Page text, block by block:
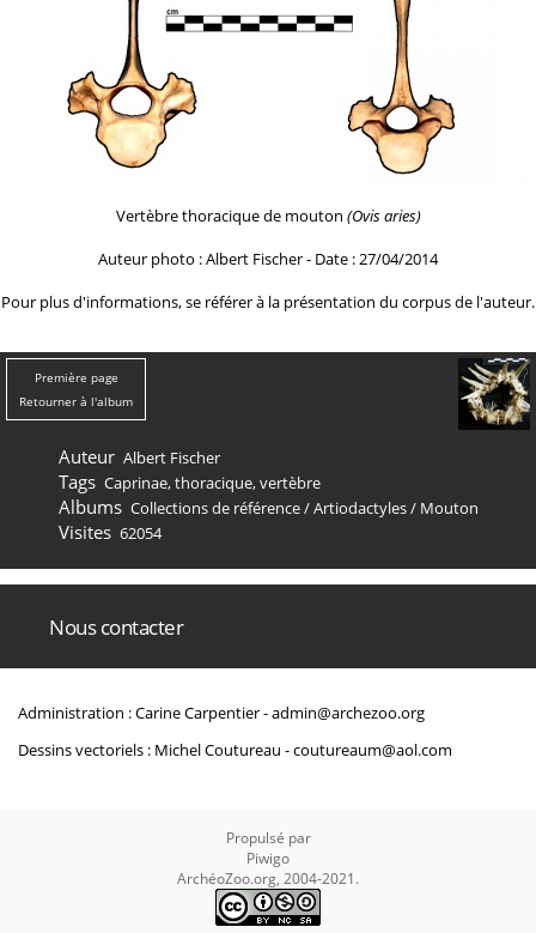
Vertèbre thoracique de mouton (Ovis aries)
Auteur photo : Albert Fischer - Date : 27/04/2014
Pour plus d'informations, se référer à la présentation du corpus de l'auteur.
Première page
Retourner à l'album
Auteur Albert Fischer
Tags Caprinae,thoracique,vertèbre
Albums Collections de référence/Artiodactyles/ Mouton
Visites 62054
Nous contacter
Administration : Carine Carpentier -admin@archezoo.org
Dessins vectoriels : Michel Coutureau -coutureaum@aol.com
Propulsé par
Piwigo
ArchéoZoo.org, 2004-2021.